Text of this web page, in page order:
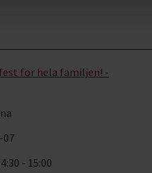
för hela familjen! -
07
- 15:00